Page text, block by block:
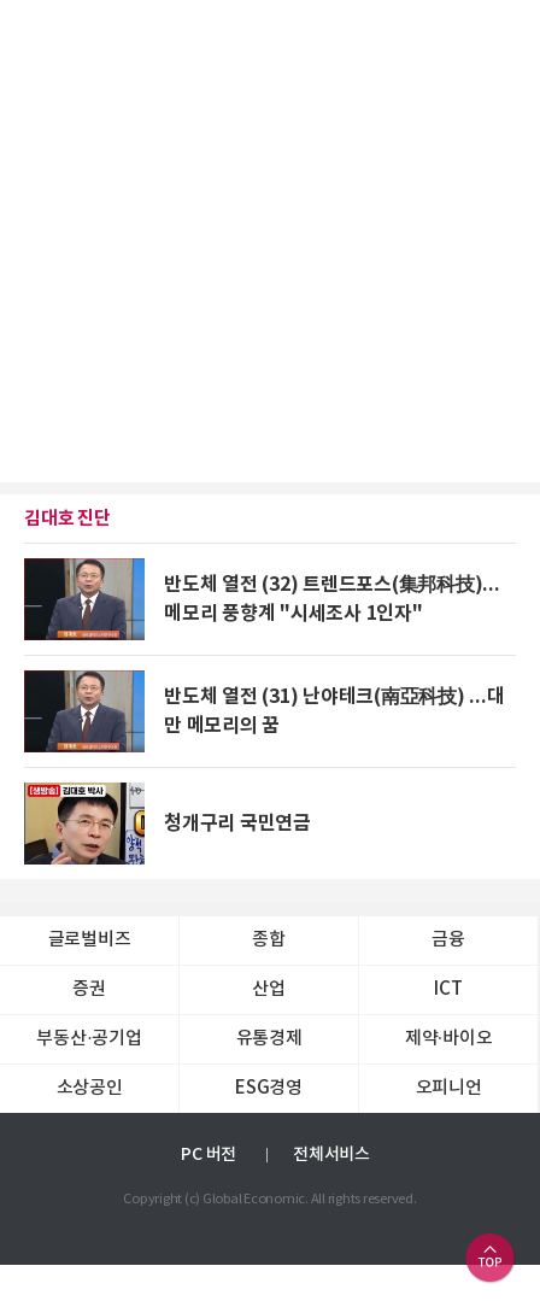
김대호 진단
반도체 열전 (32) 트렌드포스(集邦科技)...
메모리 풍향계 "시세조사 1인자"
반도체 열전 (31) 난야테크(南亞科技) ...대
만 메모리의 꿈
청개구리 국민연금
글로벌비즈 종합 금융
증권 산업 ICT
부동산·공기업 유통경제 제약∙바이오
소상공인 ESG경영 오피니언
PC 버전 전체서비스
Copyright (c) Global Economic. All rights reserved.